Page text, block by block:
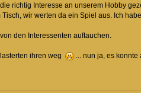
richtig Interesse an unserem Hobby
wir werten da ein Spiel aus. Ich
den Interessenten auftauchen.
ihren weg
... nun ja, es konnte